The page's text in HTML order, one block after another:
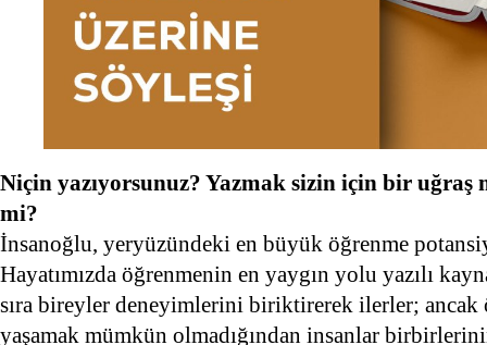
Niçin yazıyorsunuz? Yazmak sizin için bir uğraş
mi?
İnsanoğlu, yeryüzündeki en büyük öğrenme
Hayatımızda öğrenmenin en yaygın yolu yazılı
sıra bireyler deneyimlerini biriktirerek ilerler;
yaşamak mümkün olmadığından insanlar